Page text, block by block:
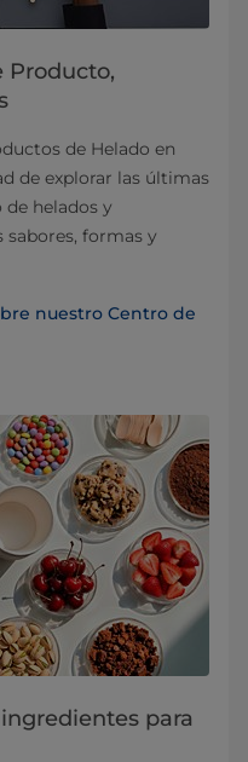
Producto,
de Helado en
de explorar las últimas
helados y
formas y
nuestro Centro de
para